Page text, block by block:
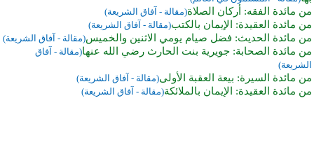
من مائدة الفقه: أركان الصلاة(مقالة - آفاق الشريعة)
من مائدة العقيدة: الإيمان بالكتب(مقالة - آفاق الشريعة)
من مائدة الحديث: فضل صيام يومي الاثنين والخميس(مقالة - آفاق الشريعة)
من مائدة الصحابة: جويرية بنت الحارث رضي الله عنها(مقالة - آفاق
الشريعة)
من مائدة السيرة: بيعة العقبة الأولى(مقالة - آفاق الشريعة)
من مائدة العقيدة: الإيمان بالملائكة(مقالة - آفاق الشريعة)